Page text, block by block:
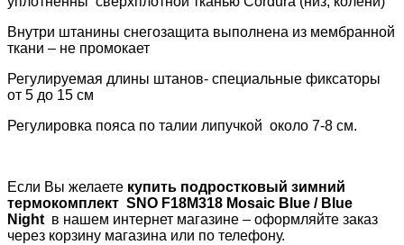
Внутри штанины снегозащита выполнена из мембранной
ткани – не промокает
Регулируемая длины штанов- специальные фиксаторы
от 5 до 15 см
Регулировка пояса по талии липучкой около 7-8 см.
Если Вы желаете купить подростковый зимний
термокомплект SNO F18M318 Mosaic Blue / Blue
Night в нашем интернет магазине – оформляйте заказ
через корзину магазина или по телефону.